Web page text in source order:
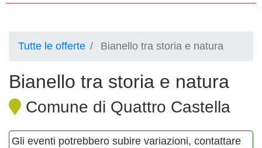
Tutte le offerte Bianello tra storia e natura
Bianello tra storia e natura
Comune di Quattro Castella
Gli eventi potrebbero subire variazioni, contattare